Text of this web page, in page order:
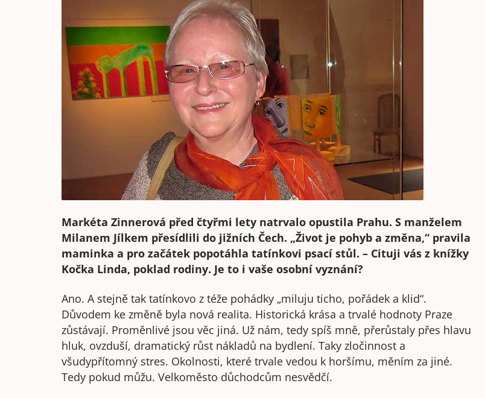
Markéta Zinnerová před čtyřmi lety natrvalo opustila Prahu. S manželem
Milanem Jílkem přesídlili do jižních Čech. „Život je pohyb a změna,“ pravila
maminka a pro začátek popotáhla tatínkovi psací stůl. – Cituji vás z knížky
Kočka Linda, poklad rodiny. Je to i vaše osobní vyznání?
Ano. A stejně tak tatínkovo z téže pohádky „miluju ticho, pořádek a klid“.
Důvodem ke změně byla nová realita. Historická krása a trvalé hodnoty Praze
zůstávají. Proměnlivé jsou věc jiná. Už nám, tedy spíš mně, přerůstaly přes hlavu
hluk, ovzduší, dramatický růst nákladů na bydlení. Taky zločinnost a
všudypřítomný stres. Okolnosti, které trvale vedou k horšímu, měním za jiné.
Tedy pokud můžu. Velkoměsto důchodcům nesvědčí.